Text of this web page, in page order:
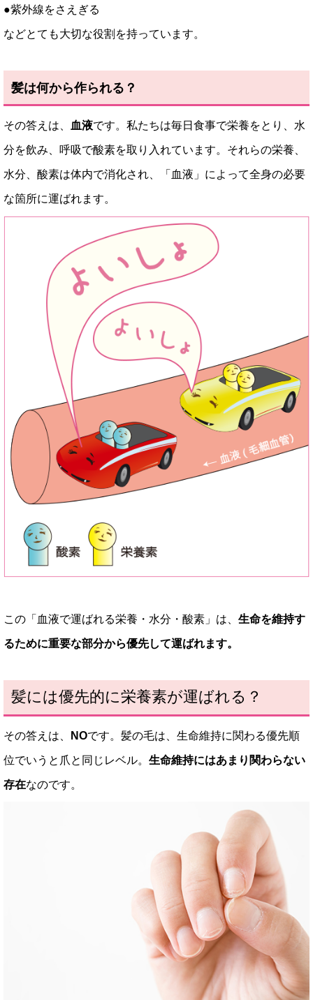
●紫外線をさえぎる
などとても大切な役割を持っています。
髪は何から作られる？
その答えは、 血液です。私たちは毎日食事で栄養をとり、水
分を飲み、呼吸で酸素を取り入れています。それらの栄養、
水分、酸素は体内で消化され、「血液」によって全身の必要
な箇所に運ばれます。
この「血液で運ばれる栄養・水分・酸素」は、 生命を維持す
るために重要な部分から優先して運ばれます。
髪には優先的に栄養素が運ばれる？
その答えは、 NOです。髪の毛は、生命維持に関わる優先順
位でいうと爪と同じレベル。 生命維持にはあまり関わらない
存在なのです。